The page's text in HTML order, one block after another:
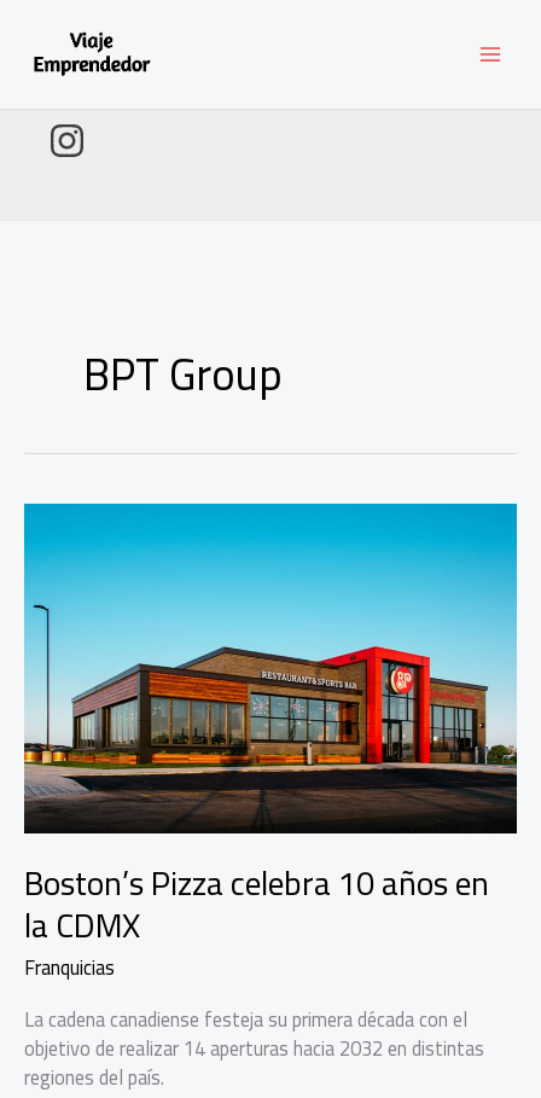
contenido
BPT Group
Boston’s Pizza celebra 10 años en
la CDMX
Franquicias
La cadena canadiense festeja su primera década con el
objetivo de realizar 14 aperturas hacia 2032 en distintas
regiones del país.